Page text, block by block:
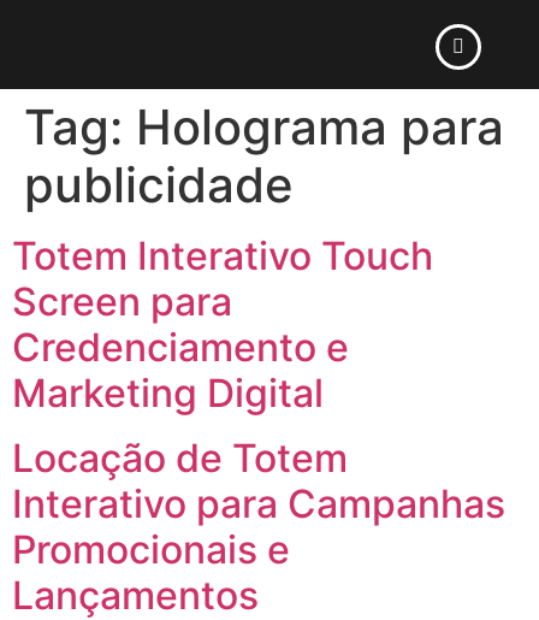
Tag: Holograma para
publicidade
Totem Interativo Touch
Screen para
Credenciamento e
Marketing Digital
Locação de Totem
Interativo para Campanhas
Promocionais e
Lançamentos